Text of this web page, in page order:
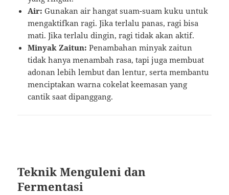
Air: Gunakan air hangat suam-suam kuku untuk
mengaktifkan ragi. Jika terlalu panas, ragi bisa
mati. Jika terlalu dingin, ragi tidak akan aktif.
Minyak Zaitun: Penambahan minyak zaitun
tidak hanya menambah rasa, tapi juga membuat
adonan lebih lembut dan lentur, serta membantu
menciptakan warna cokelat keemasan yang
cantik saat dipanggang.
Teknik Menguleni dan
Fermentasi